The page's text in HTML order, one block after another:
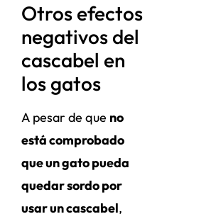
Otros efectos
negativos del
cascabel en
los gatos
A pesar de que no
está comprobado
que un gato pueda
quedar sordo por
usar un cascabel,